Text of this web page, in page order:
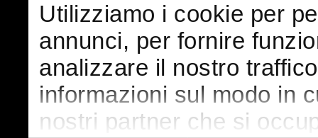
Utilizziamo i cookie per
annunci, per fornire
analizzare il nostro
informazioni sul modo in
nostri partner che si